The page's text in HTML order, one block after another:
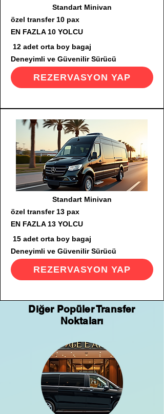
Standart Minivan
özel transfer 10 pax
EN FAZLA 10 YOLCU
12 adet orta boy bagaj
Deneyimli ve Güvenilir Sürücü
REZERVASYON YAP
Standart Minivan
özel transfer 13 pax
EN FAZLA 13 YOLCU
15 adet orta boy bagaj
Deneyimli ve Güvenilir Sürücü
REZERVASYON YAP
Diğer Popüler Transfer
Noktaları